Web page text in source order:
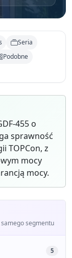
Seria
Podobne
455 o
sprawność
TOPCon, z
mocy
mocy.
segmentu
5